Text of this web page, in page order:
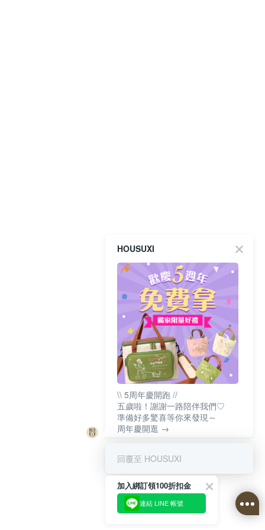
HOUSUXI
\\ 5周年慶開跑 //
五歲啦！謝謝一路陪伴我們♡
準備好多驚喜等你來發現～
周年慶開逛 →
回覆至 HOUSUXI
加入綁訂領100折扣金
連結 LINE 帳號